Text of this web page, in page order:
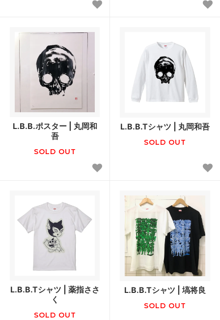
L.B.B.ポスター | 丸岡和
吾
SOLD OUT
L.B.B.Tシャツ | 丸岡和吾
SOLD OUT
L.B.B.Tシャツ | 薬指ささ
く
SOLD OUT
L.B.B.Tシャツ | 塙将良
SOLD OUT